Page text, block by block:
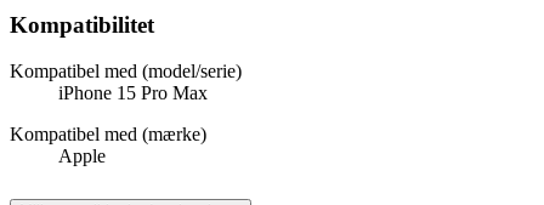
Kompatibilitet
Kompatibel med (model/serie)
iPhone 15 Pro Max
Kompatibel med (mærke)
Apple